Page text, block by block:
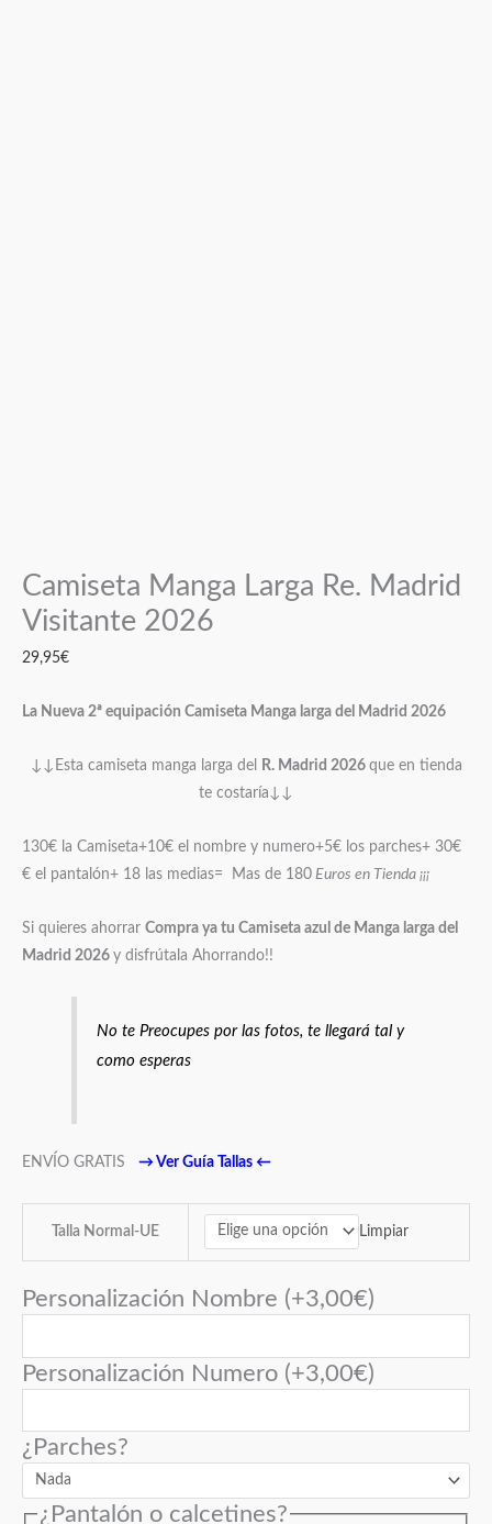
Camiseta Manga Larga Re. Madrid
Visitante 2026
29,95€
La Nueva 2ª equipación Camiseta Manga larga del Madrid 2026
↓↓Esta camiseta manga larga del R. Madrid 2026 que en tienda
te costaría↓↓
130€ la Camiseta+10€ el nombre y numero+5€ los parches+ 30€
€ el pantalón+ 18 las medias= Mas de 180 Euros en Tienda ¡¡¡
Si quieres ahorrar Compra ya tu Camiseta azul de Manga larga del
Madrid 2026 y disfrútala Ahorrando!!
No te Preocupes por las fotos, te llegará tal y
como esperas
ENVÍO GRATIS →Ver Guía Tallas ←
Talla Normal-UE Limpiar
Personalización Nombre (+3,00€)
Personalización Numero (+3,00€)
¿Parches?
¿Pantalón o calcetines?